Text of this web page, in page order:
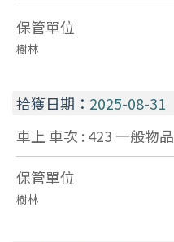
保管單位
樹林
拾獲日期： 2025-08-31
車上 車次 : 423一般物品
保管單位
樹林